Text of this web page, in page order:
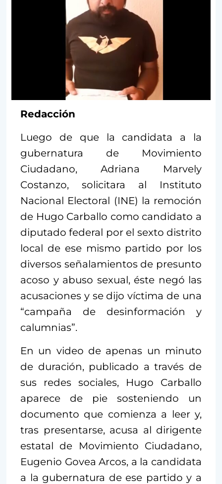
Redacción
Luego de que la candidata a la
gubernatura de Movimiento
Ciudadano, Adriana Marvely
Costanzo, solicitara al Instituto
Nacional Electoral (INE) la remoción
de Hugo Carballo como candidato a
diputado federal por el sexto distrito
local de ese mismo partido por los
diversos señalamientos de presunto
acoso y abuso sexual, éste negó las
acusaciones y se dijo víctima de una
“campaña de desinformación y
calumnias”.
En un video de apenas un minuto
de duración, publicado a través de
sus redes sociales, Hugo Carballo
aparece de pie sosteniendo un
documento que comienza a leer y,
tras presentarse, acusa al dirigente
estatal de Movimiento Ciudadano,
Eugenio Govea Arcos, a la candidata
a la gubernatura de ese partido y a